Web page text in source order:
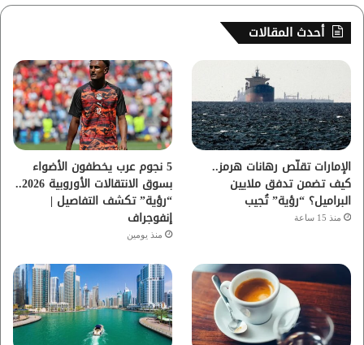
س
ب
ك
ي
و
ب
ت
ق
ر
م
أحدث المقالات
الإمارات تقلّص رهانات هرمز..
كيف تضمن تدفق ملايين
البراميل؟ “رؤية” تُجيب
منذ 15 ساعة
5 نجوم عرب يخطفون الأضواء
بسوق الانتقالات الأوروبية 2026..
“رؤية” تكشف التفاصيل |
إنفوجراف
منذ يومين